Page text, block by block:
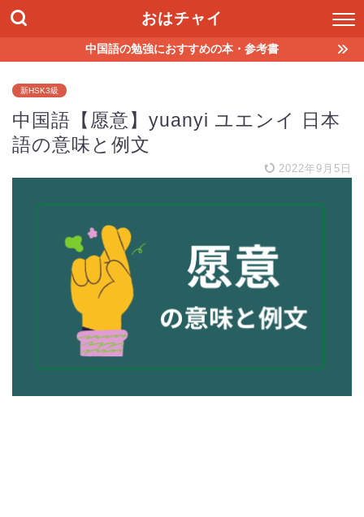
おはチャイ
中国語の勉強におすすめの本・参考書
新HSK3級
中国語【愿意】yuanyi ユエンイ 日本
語の意味と例文
2022年9月5日